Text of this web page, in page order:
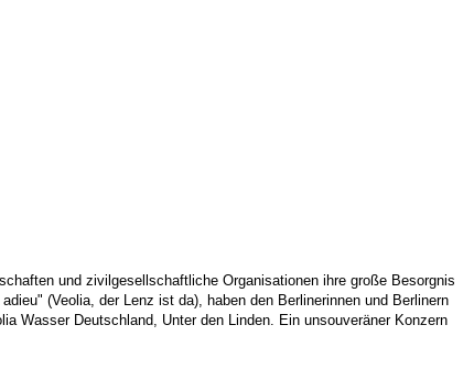
und zivilgesellschaftliche Organisationen ihre große Besorgnis
(Veolia, der Lenz ist da), haben den Berlinerinnen und Berlinern
Wasser Deutschland, Unter den Linden. Ein unsouveräner Konzern